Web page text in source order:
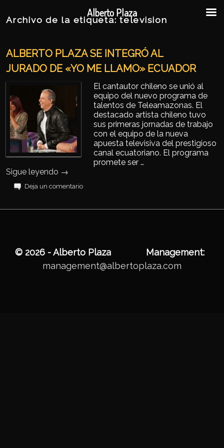
Archivo de la etiqueta:television
ALBERTO PLAZA SE INTEGRÓ AL
JURADO DE «YO ME LLAMO» ECUADOR
El cantautor chileno se unió al
equipo del nuevo programa de
talentos de Teleamazonas. El
destacado artista chileno tuvo
sus primeras jornadas de trabajo
con el equipo de la nueva
apuesta televisiva del prestigioso
canal ecuatoriano. El programa
promete ser …
Sigue leyendo →
Deja un comentario
© 2026 - Alberto Plaza Management:
management@albertoplaza.com
Alberto Plaza